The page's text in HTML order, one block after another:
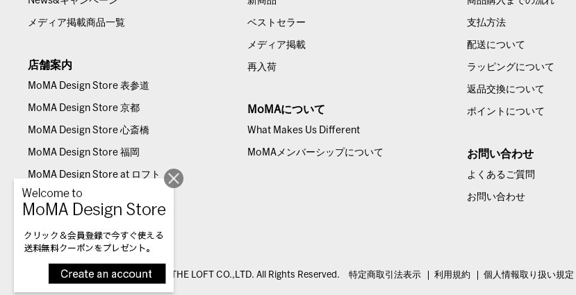
メディア掲載商品一覧
店舗案内
MoMA Design Store 表参道
MoMA Design Store 京都
MoMA Design Store 心斎橋
MoMA Design Store 福岡
MoMA Design Store at ロフト
ベストセラー
メディア掲載
再入荷
MoMAについて
What Makes Us Different
MoMAメンバーシップについて
支払方法
配送について
ラッピングについて
返品交換について
ポイントについて
お問い合わせ
よくあるご質問
お問い合わせ
© THE LOFT CO.,LTD. All Rights Reserved. 特定商取引法表示 利用規約 個人情報取り扱い規定